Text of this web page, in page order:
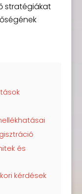
stratégiákat
és
kérdések